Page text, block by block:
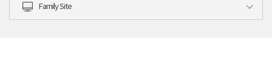
Family Site